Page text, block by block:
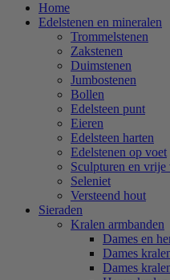
Home
Edelstenen en mineralen
Trommelstenen
Zakstenen
Duimstenen
Jumbostenen
Bollen
Edelsteen punt
Eieren
Edelsteen harten
Edelstenen op voet
Sculpturen en vrije
Seleniet
Versteend hout
Sieraden
Kralen armbanden
Dames en
Dames
Dames